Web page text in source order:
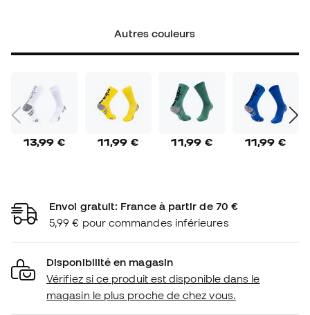
Autres couleurs
13,99 € 11,99 € 11,99 € 11,99 €
Envoi gratuit: France à partir de 70 €
5,99 € pour commandes inférieures
Disponibilité en magasin
Vérifiez si ce produit est disponible dans le
magasin le plus proche de chez vous.